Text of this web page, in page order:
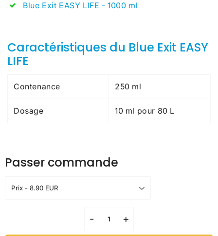
Blue Exit EASY LIFE - 1000 ml
Caractéristiques du Blue Exit EASY
LIFE
Contenance 250 ml
Dosage 10 ml pour 80 L
Passer commande
- +